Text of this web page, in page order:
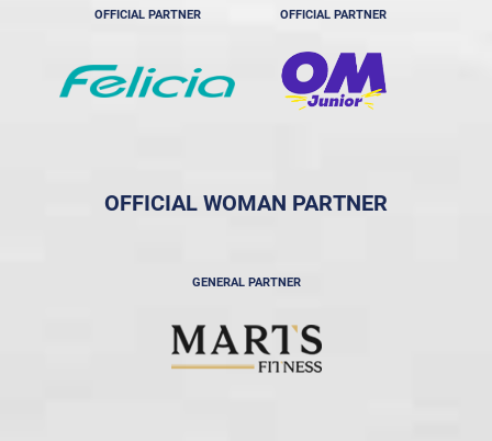
OFFICIAL PARTNER OFFICIAL PARTNER
OFFICIAL WOMAN PARTNER
GENERAL PARTNER